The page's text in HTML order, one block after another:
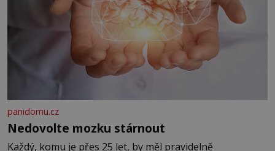
panidomu.cz
Nedovolte mozku stárnout
Každý, komu je přes 25 let, by měl pravidelně